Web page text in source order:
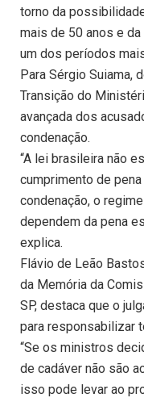
torno da
mais de 50 anos e
um dos períodos
Para Sérgio Suiama,
Transição do
avançada dos
condenação.
“A lei brasileira não
cumprimento de
condenação, o
dependem da pena
explica.
Flávio de Leão
da Memória da
SP, destaca que o
para responsabilizar
“Se os ministros
de cadáver não são
isso pode levar ao